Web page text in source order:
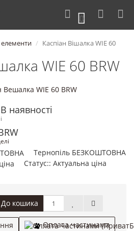
0
Каспіан Вішалка WIE 60
WIE 60 BRW
наявності
Тернопіль БЕЗКОШТОВНА
Статус:: Актуальна ціна
До кошика
Оплата частинами